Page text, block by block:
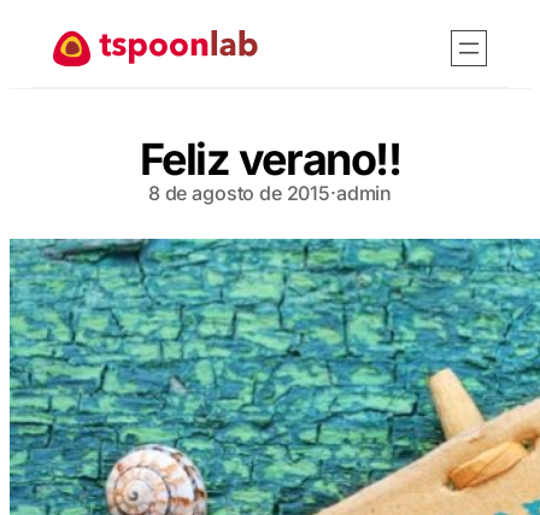
contenido
Feliz verano!!
8 de agosto de 2015·admin